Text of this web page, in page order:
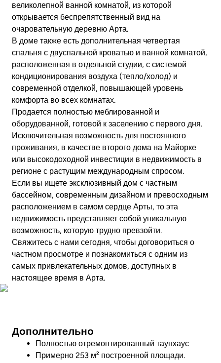
великолепной ванной комнатой, из которой
открывается беспрепятственный вид на
очаровательную деревню Арта.
В доме также есть дополнительная четвертая
спальня с двуспальной кроватью и ванной комнатой,
расположенная в отдельной студии, с системой
кондиционирования воздуха (тепло/холод) и
современной отделкой, повышающей уровень
комфорта во всех комнатах.
Продается полностью меблированной и
оборудованной, готовой к заселению с первого дня.
Исключительная возможность для постоянного
проживания, в качестве второго дома на Майорке
или высокодоходной инвестиции в недвижимость в
регионе с растущим международным спросом.
Если вы ищете эксклюзивный дом с частным
бассейном, современным дизайном и превосходным
расположением в самом сердце Арты, то эта
недвижимость представляет собой уникальную
возможность, которую трудно превзойти.
Свяжитесь с нами сегодня, чтобы договориться о
частном просмотре и познакомиться с одним из
самых привлекательных домов, доступных в
настоящее время в Арта.
Дополнительно
Полностью отремонтированный таунхаус
Примерно 253 м² построенной площади.